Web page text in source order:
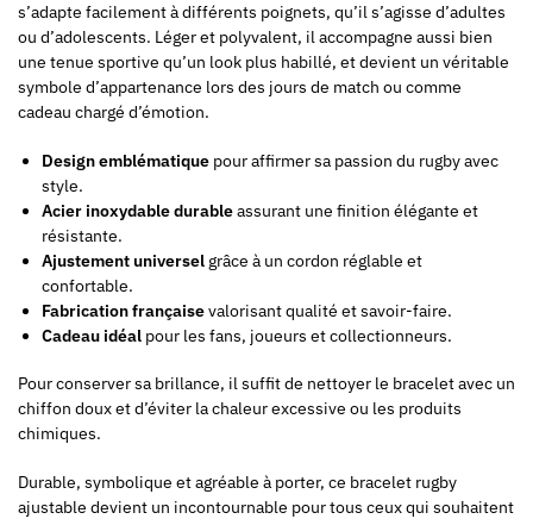
s’adapte facilement à différents poignets, qu’il s’agisse d’adultes
ou d’adolescents. Léger et polyvalent, il accompagne aussi bien
une tenue sportive qu’un look plus habillé, et devient un véritable
symbole d’appartenance lors des jours de match ou comme
cadeau chargé d’émotion.
Design emblématique pour affirmer sa passion du rugby avec
style.
Acier inoxydable durableassurant une finition élégante et
résistante.
Ajustement universel grâce à un cordon réglable et
confortable.
Fabrication françaisevalorisant qualité et savoir-faire.
Cadeau idéal pour les fans, joueurs et collectionneurs.
Pour conserver sa brillance, il suffit de nettoyer le bracelet avec un
chiffon doux et d’éviter la chaleur excessive ou les produits
chimiques.
Durable, symbolique et agréable à porter, ce bracelet rugby
ajustable devient un incontournable pour tous ceux qui souhaitent